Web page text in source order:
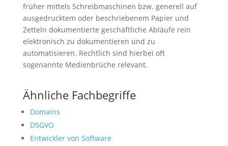
früher mittels Schreibmaschinen bzw. generell auf
ausgedrucktem oder beschriebenem Papier und
Zetteln dokumentierte geschäftliche Abläufe rein
elektronisch zu dokumentieren und zu
automatisieren. Rechtlich sind hierbei oft
sogenannte Medienbrüche relevant.
Ähnliche Fachbegriffe
Domains
DSGVO
Entwickler von Software